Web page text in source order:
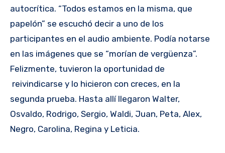
autocrítica. “Todos estamos en la misma, que
papelón” se escuchó decir a uno de los
participantes en el audio ambiente. Podía notarse
en las imágenes que se “morían de vergüenza”.
Felizmente, tuvieron la oportunidad de
reivindicarse y lo hicieron con creces, en la
segunda prueba. Hasta allí llegaron Walter,
Osvaldo, Rodrigo, Sergio, Waldi, Juan, Peta, Alex,
Negro, Carolina, Regina y Leticia.